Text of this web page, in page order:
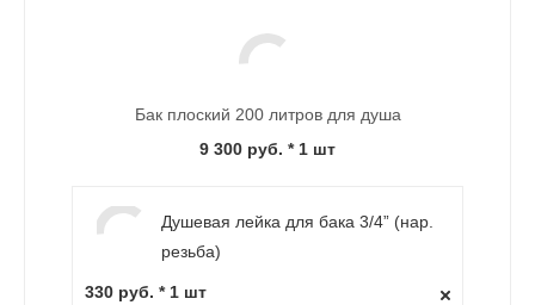
Бак плоский 200 литров для душа
9 300 руб. * 1 шт
Душевая лейка для бака 3/4” (нар.
резьба)
330 руб. * 1 шт